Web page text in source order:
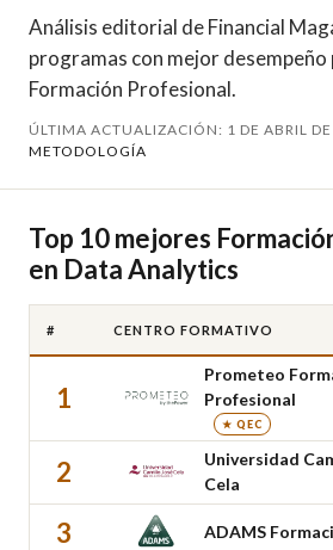
Análisis editorial de Financial
programas con mejor desempeño
Formación Profesional.
ÚLTIMA ACTUALIZACIÓN: 1 DE ABRIL
METODOLOGÍA
Top 10 mejores
en Data Analytics
# CENTRO FORMATIVO
1
Prometeo
Profesional
★ QEC
2
Universidad
Cela
3 ADAMS